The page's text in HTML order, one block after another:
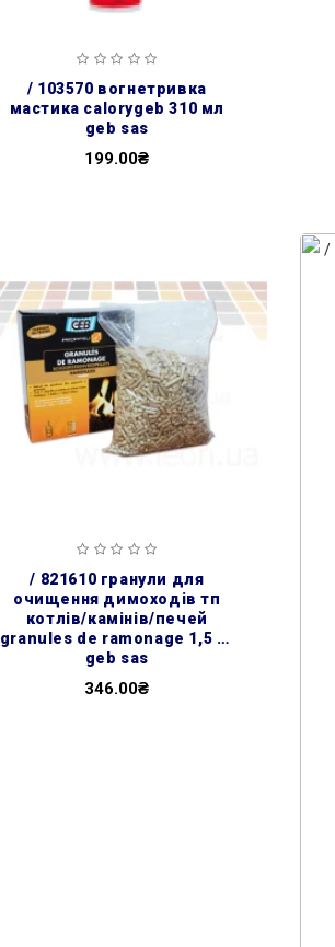
/ 103570 вогнетривка
мастика calorygeb 310 мл
geb sas
199.00₴
/ 821610 гранули для
очищення димоходів тп
котлів/камінів/печей
granules de ramonage 1,5 кг
geb sas
346.00₴